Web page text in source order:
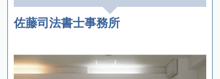
佐藤司法書士事務所